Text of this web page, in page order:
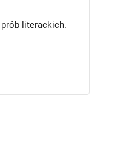
literackich.